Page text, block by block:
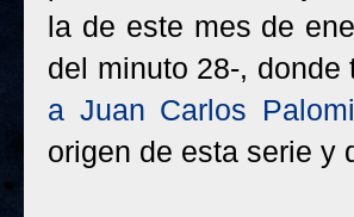
la de este mes de
del minuto 28-,
a Juan Carlos
origen de esta serie y